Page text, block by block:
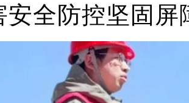
安全防控坚固屏